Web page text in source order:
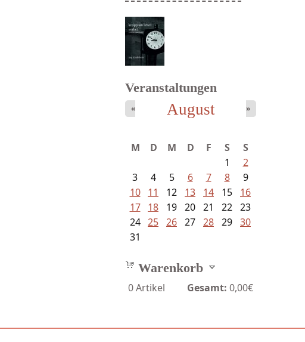
Sigune Schnabel und Philipp...
Veranstaltungen
August
« »
M D M D F S
S
1
2
3
4 5 6 7 8
9
10
11 12 13 14 15
16
17
18 19 20 21 22 23
24 25 26 27 28 29 30
31
Warenkorb
0Artikel Gesamt: 0,00€